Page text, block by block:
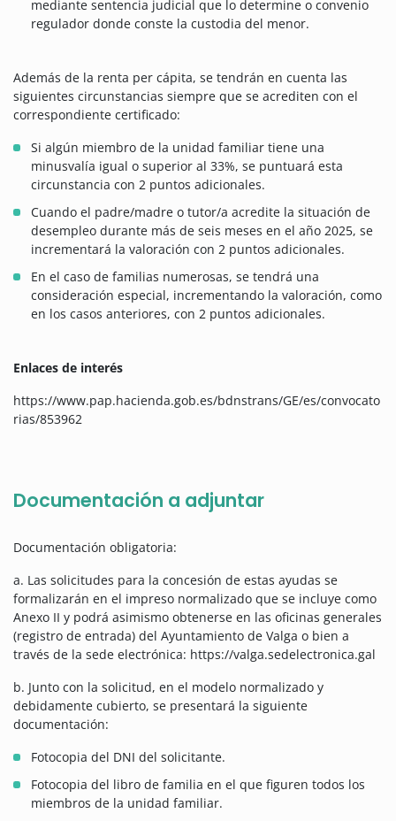
mediante sentencia judicial que lo determine o convenio
regulador donde conste la custodia del menor.
Además de la renta per cápita, se tendrán en cuenta las
siguientes circunstancias siempre que se acrediten con el
correspondiente certificado:
Si algún miembro de la unidad familiar tiene una
minusvalía igual o superior al 33%, se puntuará esta
circunstancia con 2 puntos adicionales.
Cuando el padre/madre o tutor/a acredite la situación de
desempleo durante más de seis meses en el año 2025, se
incrementará la valoración con 2 puntos adicionales.
En el caso de familias numerosas, se tendrá una
consideración especial, incrementando la valoración, como
en los casos anteriores, con 2 puntos adicionales.
Enlaces de interés
https://www.pap.hacienda.gob.es/bdnstrans/GE/es/convocato
rias/853962
Documentación a adjuntar
Documentación obligatoria:
a. Las solicitudes para la concesión de estas ayudas se
formalizarán en el impreso normalizado que se incluye como
Anexo II y podrá asimismo obtenerse en las oficinas generales
(registro de entrada) del Ayuntamiento de Valga o bien a
través de la sede electrónica: https://valga.sedelectronica.gal
b. Junto con la solicitud, en el modelo normalizado y
debidamente cubierto, se presentará la siguiente
documentación:
Fotocopia del DNI del solicitante.
Fotocopia del libro de familia en el que figuren todos los
miembros de la unidad familiar.